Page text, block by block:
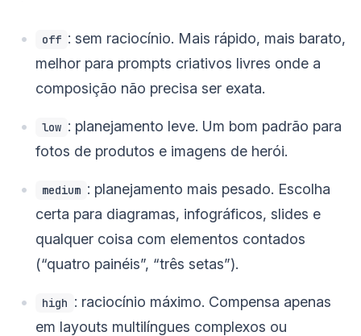
off : sem raciocínio. Mais rápido, mais barato,
melhor para prompts criativos livres onde a
composição não precisa ser exata.
low : planejamento leve. Um bom padrão para
fotos de produtos e imagens de herói.
medium : planejamento mais pesado. Escolha
certa para diagramas, infográficos, slides e
qualquer coisa com elementos contados
(“quatro painéis”, “três setas”).
high : raciocínio máximo. Compensa apenas
em layouts multilíngues complexos ou